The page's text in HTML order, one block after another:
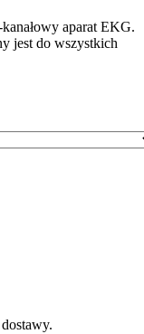
aparat EKG.
jest do wszystkich